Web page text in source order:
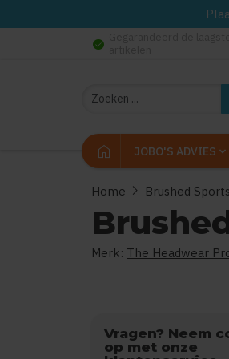
check_circle
Zoeken
home JOBO'S ADVIES
Home chevron_right Brushed
Merk: The Headwear
Vragen? Neem
op met onze